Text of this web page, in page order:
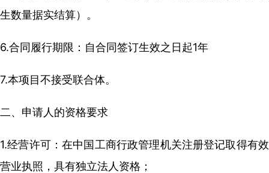
生数量据实结算）。
6.合同履行期限：自合同签订生效之日起1年
7.本项目不接受联合体。
二、申请人的资格要求
1.经营许可：在中国工商行政管理机关注册登记取得有效
营业执照，具有独立法人资格；